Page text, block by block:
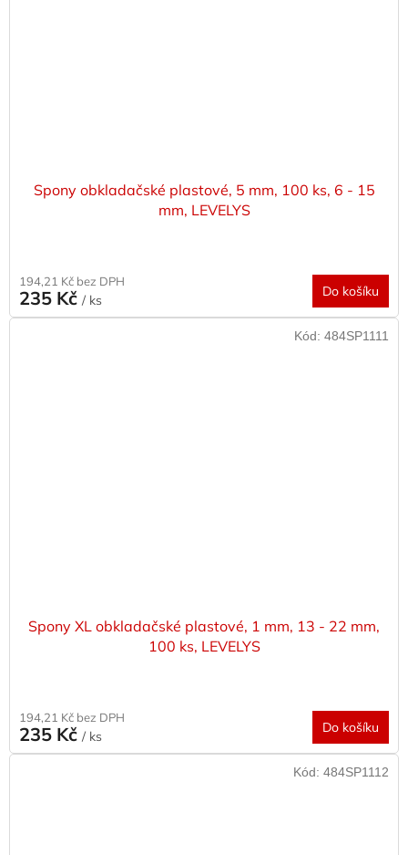
Spony obkladačské plastové, 5 mm, 100 ks, 6 - 15
mm, LEVELYS
194,21 Kč bez DPH
235 Kč / ks
Do košíku
Spony XL obkladačské plastové, 1 mm, 13 - 22 mm,
100 ks, LEVELYS
194,21 Kč bez DPH
235 Kč / ks
Do košíku
Kód: 484SP1111
Kód: 484SP1112